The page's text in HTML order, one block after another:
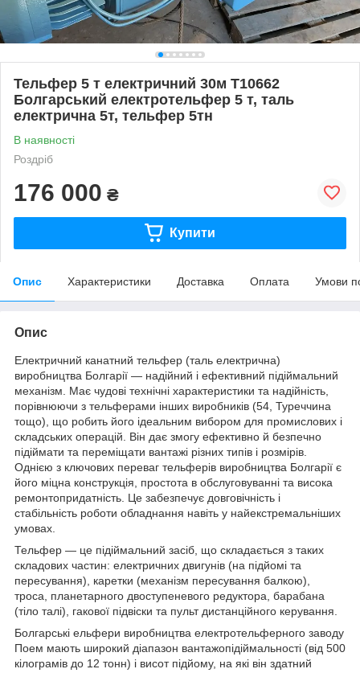
Тельфер 5 т електричний 30м Т10662
Болгарський електротельфер 5 т, таль
електрична 5т, тельфер 5тн
В наявності
Роздріб
176 000 ₴
Купити
Опис Характеристики Доставка Оплата Умови
Опис
Електричний канатний тельфер (таль електрична)
виробництва Болгарії — надійний і ефективний підіймальний
механізм. Має чудові технічні характеристики та надійність,
порівнюючи з тельферами інших виробників (54, Туреччина
тощо), що робить його ідеальним вибором для промислових і
складських операцій. Він дає змогу ефективно й безпечно
підіймати та переміщати вантажі різних типів і розмірів.
Однією з ключових переваг тельферів виробництва Болгарії є
його міцна конструкція, простота в обслуговуванні та висока
ремонтопридатність. Це забезпечує довговічність і
стабільність роботи обладнання навіть у найекстремальніших
умовах.
Тельфер — це підіймальний засіб, що складається з таких
складових частин: електричних двигунів (на підйомі та
пересування), каретки (механізм пересування балкою),
троса, планетарного двоступеневого редуктора, барабана
(тіло талі), гакової підвіски та пульт дистанційного керування.
Болгарські ельфери виробництва електротельферного заводу
Поем мають широкий діапазон вантажопідіймальності (від 500
кілограмів до 12 тонн) і висот підйому, на які він здатний